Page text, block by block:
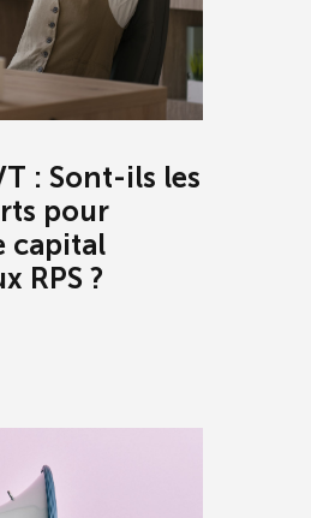
: Sont-ils les
pour
capital
RPS ?